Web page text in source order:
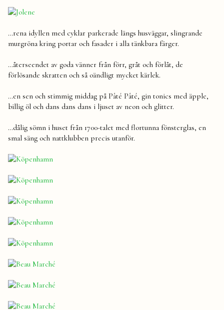
…rena idyllen med cyklar parkerade längs husväggar, slingrande
murgröna kring portar och fasader i alla tänkbara färger.
…återseendet av goda vänner från förr, gråt och förlåt, de
förlösande skratten och så oändligt mycket kärlek.
…en sen och stimmig middag på Pâté Pâté, gin tonics med äpple,
billig öl och dans dans dans i ljuset av neon och glitter.
…dålig sömn i huset från 1700-talet med flortunna fönsterglas, en
smal säng och nattklubben precis utanför.